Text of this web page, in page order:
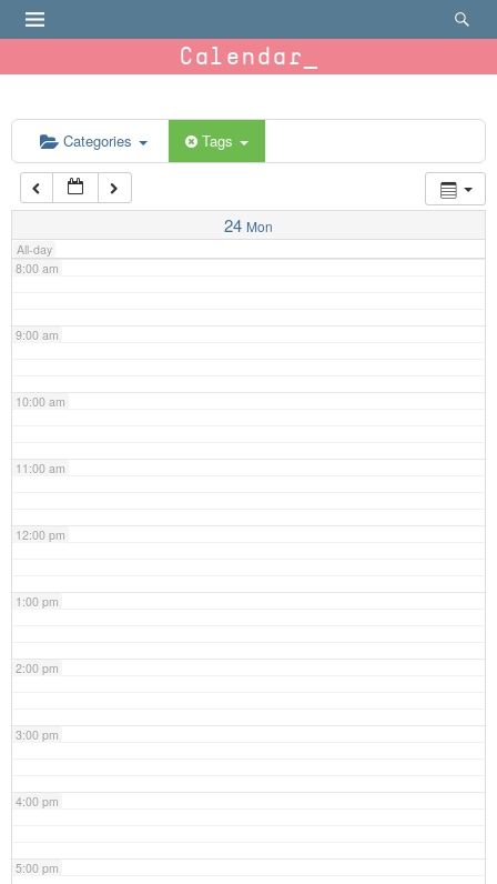
Calendar
Categories Tags
24 Mon
All-day
6:00 am
7:00 am
8:00 am
9:00 am
10:00 am
11:00 am
12:00 pm
1:00 pm
2:00 pm
3:00 pm
4:00 pm
5:00 pm